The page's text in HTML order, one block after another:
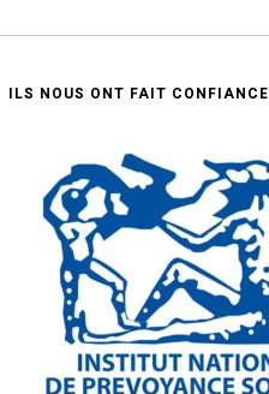
ILS NOUS ONT FAIT CONFIANCE